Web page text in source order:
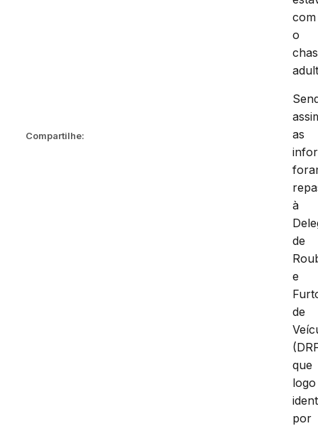
Compartilhe:
com
o
as
à
de
e
de
que
logo
por